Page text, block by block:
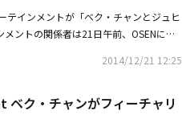
の流暢な日本語には目を見張るものが
への出演が決まっている防弾少年団
達の後輩防弾少年団と一緒に出演する
るKMFのステージで、今度は後輩と共に
支援キャンペーン」を展開し、公演を
テインメントが「ベク・チャンとジュヒ
ントの関係者は21日午前、OSENに
ンバーが所属事務所と再契約を結ばな
ソロ活動を続けると見られる。8eight
2014/12/21 12:25
ク・チャンがフィーチャリ